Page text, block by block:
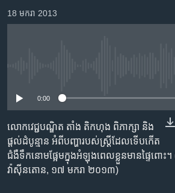
តែ​
ម្តង
រចនា
សម្ព័ន្ធ​
រំលង​
និង​
ចូល​
កម្ពុជាច្នៃប្រតិដ្ឋ
កម្មវិធីទាំងអស់
Khmer English
បណ្តាញ​សង្គម
18 មករា 2013
0:00
លោក​វេជ្ជ​បណ្ឌិត តាំង តិកហុង ពិភាក្សា​ និង​
ផ្តល់​ដំបូន្មាន​ អំពី​បញ្ហា​របស់​ស្ត្រី​ដែល​ទើប​កើត​
ជំងឺ​ទឹកនោម​ផ្អែម​ក្នុង​អំឡុង​ពេល​ខ្លួន​មាន​ផ្ទៃ​ពោះ
វ៉ាស៊ីនតោន, ១៧ មករា ២០១៣)